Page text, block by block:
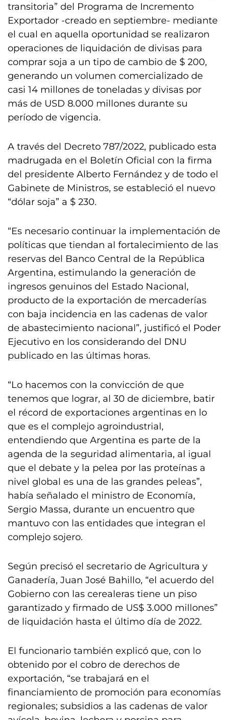
transitoria” del Programa de Incremento
Exportador -creado en septiembre- mediante
el cual en aquella oportunidad se realizaron
operaciones de liquidación de divisas para
comprar soja a un tipo de cambio de $ 200,
generando un volumen comercializado de
casi 14 millones de toneladas y divisas por
más de USD 8.000 millones durante su
período de vigencia.
A través del Decreto 787/2022, publicado esta
madrugada en el Boletín Oficial con la firma
del presidente Alberto Fernández y de todo el
Gabinete de Ministros, se estableció el nuevo
“dólar soja” a $ 230.
“Es necesario continuar la implementación de
políticas que tiendan al fortalecimiento de las
reservas del Banco Central de la República
Argentina, estimulando la generación de
ingresos genuinos del Estado Nacional,
producto de la exportación de mercaderías
con baja incidencia en las cadenas de valor
de abastecimiento nacional”, justificó el Poder
Ejecutivo en los considerando del DNU
publicado en las últimas horas.
“Lo hacemos con la convicción de que
tenemos que lograr, al 30 de diciembre, batir
el récord de exportaciones argentinas en lo
que es el complejo agroindustrial,
entendiendo que Argentina es parte de la
agenda de la seguridad alimentaria, al igual
que el debate y la pelea por las proteínas a
nivel global es una de las grandes peleas”,
había señalado el ministro de Economía,
Sergio Massa, durante un encuentro que
mantuvo con las entidades que integran el
complejo sojero.
Según precisó el secretario de Agricultura y
Ganadería, Juan José Bahillo, “el acuerdo del
Gobierno con las cerealeras tiene un piso
garantizado y firmado de US$ 3.000 millones”
de liquidación hasta el último día de 2022.
El funcionario también explicó que, con lo
obtenido por el cobro de derechos de
exportación, “se trabajará en el
financiamiento de promoción para economías
regionales; subsidios a las cadenas de valor